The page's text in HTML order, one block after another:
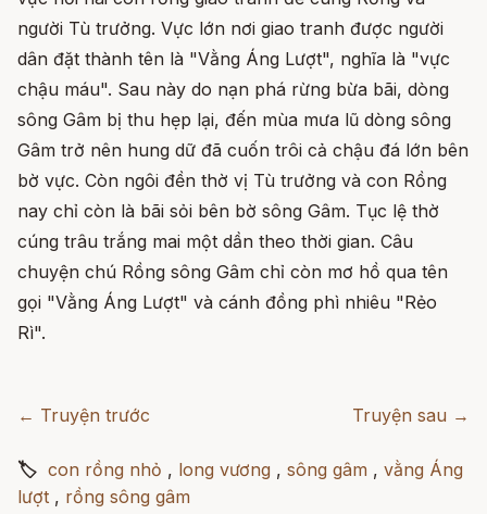
người Tù trưởng. Vực lớn nơi giao tranh được người
dân đặt thành tên là "Vằng Áng Lượt", nghĩa là "vực
chậu máu". Sau này do nạn phá rừng bừa bãi, dòng
sông Gâm bị thu hẹp lại, đến mùa mưa lũ dòng sông
Gâm trở nên hung dữ đã cuốn trôi cả chậu đá lớn bên
bờ vực. Còn ngôi đền thờ vị Tù trưởng và con Rồng
nay chỉ còn là bãi sỏi bên bờ sông Gâm. Tục lệ thờ
cúng trâu trắng mai một dần theo thời gian. Câu
chuyện chú Rồng sông Gâm chỉ còn mơ hồ qua tên
gọi "Vằng Áng Lượt" và cánh đồng phì nhiêu "Rẻo
Rì".
← Truyện trước Truyện sau →
🏷 con rồng nhỏ , long vương , sông gâm , vằng Áng
lượt , rồng sông gâm